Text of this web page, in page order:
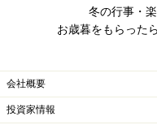
お断りします。送付さ
け取る意志のないこと
受け取れない理由を書
どがあります。
冬の行事・
お歳暮をもらった
会社概要
投資家情報